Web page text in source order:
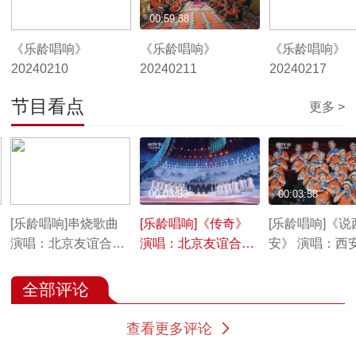
《乐龄唱响》
20240210
《乐龄唱响》
20240211
00:59:38
《乐龄唱响》
20240217
节目看点 更多 >
[乐龄唱响]串烧歌曲
演唱：北京友谊合唱
[乐龄唱响]《传奇》
演唱：北京友谊合唱
00:03:53
[乐龄唱响]《说
安》 演唱：西
00:03:58
全部评论
查看更多评论